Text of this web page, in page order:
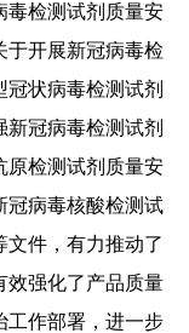
毒检测试剂质量安
于开展新冠病毒检
状病毒检测试剂
冠病毒检测试剂
原检测试剂质量安
冠病毒核酸检测试
文件，有力推动了
效强化了产品质量
工作部署，进一步